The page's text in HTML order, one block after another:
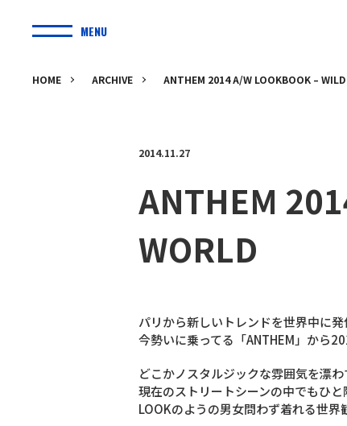
MENU
HOME ARCHIVE ANTHEM 2014 A/W LOOKBOOK –
2014.11.27
ANTHEM
WORLD
パリから新しいトレンドを世界中に
今勢いに乗ってる「ANTHEM」から
どこかノスタルジックな雰囲気を漂わ
現在のストリートシーンの中でもひと
LOOKのようの男女問わず着れる世界